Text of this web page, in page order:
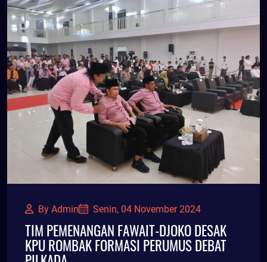
By Admin Senin, 04 November 2024
TIM PEMENANGAN FAWAIT-DJOKO DESAK
KPU ROMBAK FORMASI PERUMUS DEBAT